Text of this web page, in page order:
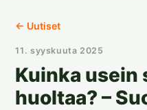
← Uutiset
11. syyskuuta 2025
Kuinka usein
huoltaa? –